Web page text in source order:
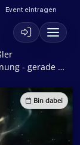
Event eintragen
- gerade jetzt
Bin dabei